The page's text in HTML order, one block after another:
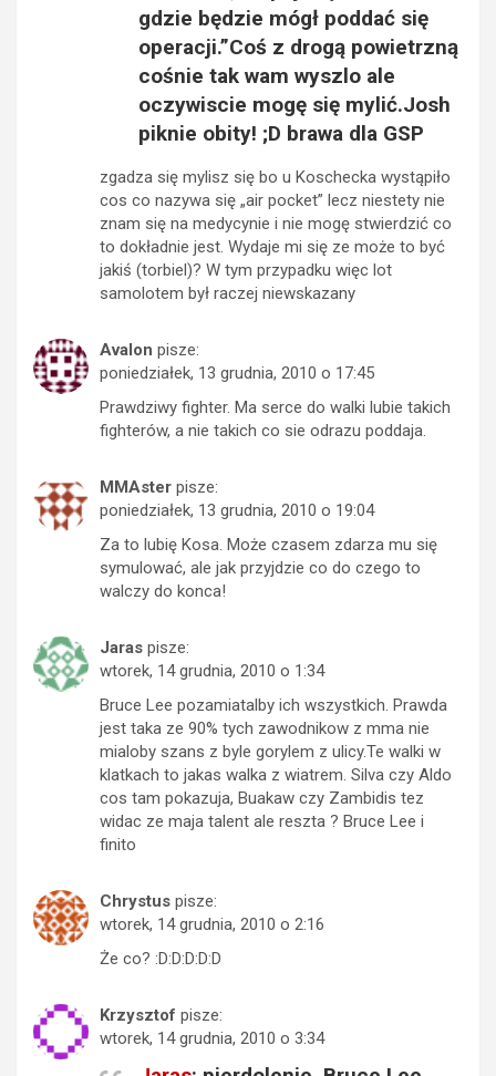
gdzie będzie mógł poddać się
operacji.”Coś z drogą powietrzną
cośnie tak wam wyszlo ale
oczywiscie mogę się mylić.Josh
piknie obity! ;D brawa dla GSP
zgadza się mylisz się bo u Koschecka wystąpiło
cos co nazywa się „air pocket” lecz niestety nie
znam się na medycynie i nie mogę stwierdzić co
to dokładnie jest. Wydaje mi się ze może to być
jakiś (torbiel)? W tym przypadku więc lot
samolotem był raczej niewskazany
Avalon pisze:
poniedziałek, 13 grudnia, 2010 o 17:45
Prawdziwy fighter. Ma serce do walki lubie takich
fighterów, a nie takich co sie odrazu poddaja.
MMAster pisze:
poniedziałek, 13 grudnia, 2010 o 19:04
Za to lubię Kosa. Może czasem zdarza mu się
symulować, ale jak przyjdzie co do czego to
walczy do konca!
Jaras pisze:
wtorek, 14 grudnia, 2010 o 1:34
Bruce Lee pozamiatalby ich wszystkich. Prawda
jest taka ze 90% tych zawodnikow z mma nie
mialoby szans z byle gorylem z ulicy.Te walki w
klatkach to jakas walka z wiatrem. Silva czy Aldo
cos tam pokazuja, Buakaw czy Zambidis tez
widac ze maja talent ale reszta ? Bruce Lee i
finito
Chrystus pisze:
wtorek, 14 grudnia, 2010 o 2:16
Że co? :D:D:D:D:D
Krzysztof pisze:
wtorek, 14 grudnia, 2010 o 3:34